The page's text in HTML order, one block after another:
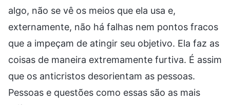
algo, não se vê os meios que ela usa e,
externamente, não há falhas nem pontos fracos
que a impeçam de atingir seu objetivo. Ela faz as
coisas de maneira extremamente furtiva. É assim
que os anticristos desorientam as pessoas.
Pessoas e questões como essas são as mais